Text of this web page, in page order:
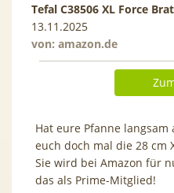
Tefal C38506 XL Force
13.11.2025
von: amazon.de
Hat eure Pfanne
euch doch mal die 28 cm
Sie wird bei Amazon für
das als Prime-Mitglied!